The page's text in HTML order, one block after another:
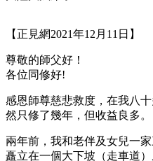
【正見網2021年12月11日】
尊敬的師父好！
各位同修好!
感恩師尊慈悲救度，在我八
然只修了幾年，但收益良多。
兩年前，我和老伴及女兒一
矗立在一個大下坡（走車道